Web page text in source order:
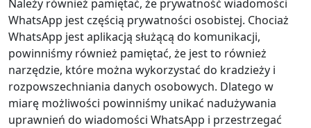
Należy również pamiętać, że prywatność wiadomości
WhatsApp jest częścią prywatności osobistej. Chociaż
WhatsApp jest aplikacją służącą do komunikacji,
powinniśmy również pamiętać, że jest to również
narzędzie, które można wykorzystać do kradzieży i
rozpowszechniania danych osobowych. Dlatego w
miarę możliwości powinniśmy unikać nadużywania
uprawnień do wiadomości WhatsApp i przestrzegać